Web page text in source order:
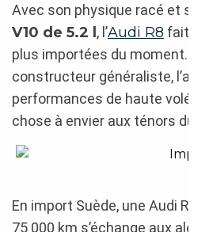
Avec son physique racé et son
V10 de 5.2 l , l’Audi R8 fait
plus importées du moment.
constructeur généraliste,
performances de haute volée
chose à envier aux ténors du
En import Suède, une Audi R8
75 000 km s’échange aux